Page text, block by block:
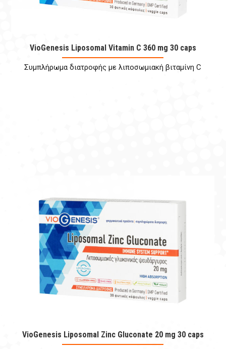
VioGenesis Liposomal Vitamin C 360 mg 30 caps
Συμπλήρωμα διατροφής με λιπoσωμιακή βιταμίνη C
VioGenesis Liposomal Zinc Gluconate 20 mg 30 caps